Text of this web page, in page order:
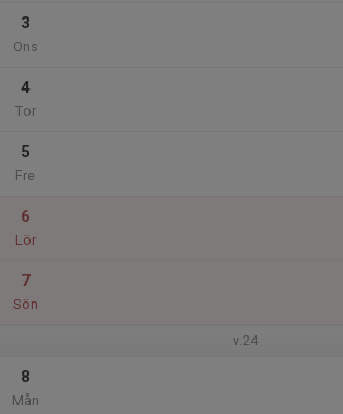
3
Ons
4
Tor
5
Fre
6
Lör
7
Sön
v.24
8
Mån